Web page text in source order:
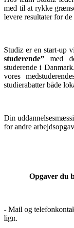
med til at rykke
levere resultater for de
Studiz er en start-up
studerende” med
studerende i
vores
studierabatter både
Din
for andre
Opgaver du
- Mail og
lign.